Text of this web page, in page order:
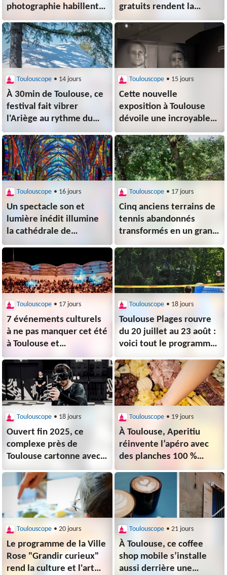
photographie habillent
les murs de la Galerie du
Château d'Eau cet été
gratuits rendent la
culture accessible aux
plus jeunes
Toulouscope • 14 jours
À 30min de Toulouse, ce
festival fait vibrer
l'Ariège au rythme du
jazz manouche
Toulouscope • 15 jours
Cette nouvelle
exposition à Toulouse
dévoile une incroyable
enquête sur les
survivants d'Auschwitz
Toulouscope • 16 jours
Un spectacle son et
lumière inédit illumine
la cathédrale de
Bayonne cet été
Toulouscope • 17 jours
Cinq anciens terrains de
tennis abandonnés
transformés en un grand
parc de nature et
de loisirs
Toulouscope • 17 jours
7 événements culturels
à ne pas manquer cet été
à Toulouse et
aux alentours
Toulouscope • 18 jours
Toulouse Plages rouvre
du 20 juillet au 23 août :
voici tout le programme
Toulouscope • 18 jours
Ouvert fin 2025, ce
complexe près de
Toulouse cartonne avec
trois
expériences immersives
Toulouscope • 19 jours
À Toulouse, Aperitiu
réinvente l’apéro avec
des planches 100 %
locales et artisanales
Toulouscope • 20 jours
Le programme de la Ville
Rose "Grandir curieux"
rend la culture et l'art
Toulouscope • 21 jours
À Toulouse, ce coffee
shop mobile s’installe
aussi derrière une